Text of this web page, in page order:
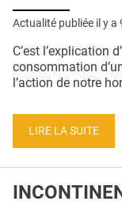
Actualité publiée il y a
C’est l’explication
consommation
l’action de notre
LIRE LA SUITE